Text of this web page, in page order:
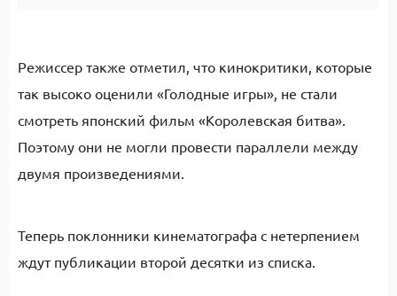
Режиссер также отметил, что кинокритики, которые
так высоко оценили «Голодные игры», не стали
смотреть японский фильм «Королевская битва».
Поэтому они не могли провести параллели между
двумя произведениями.
Теперь поклонники кинематографа с нетерпением
ждут публикации второй десятки из списка.